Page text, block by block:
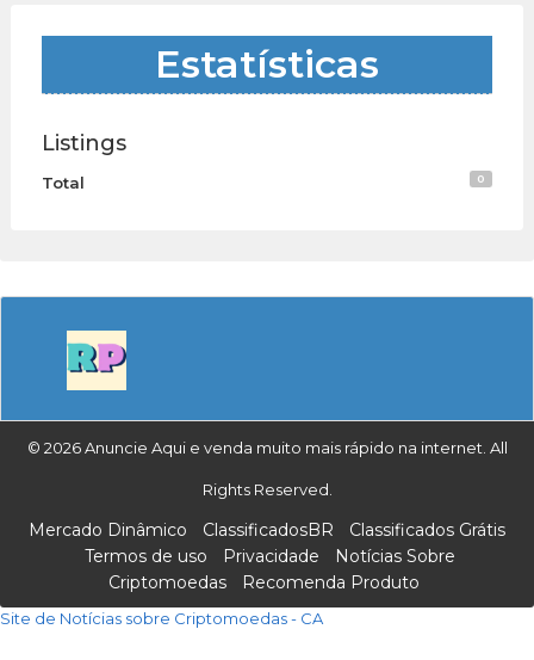
Estatísticas
Listings
Total 0
© 2026 Anuncie Aqui e venda muito mais rápido na internet. All
Rights Reserved.
Mercado Dinâmico ClassificadosBR
Classificados Grátis
Termos de uso
Privacidade
Notícias Sobre
Criptomoedas
Recomenda Produto
Site de Notícias sobre Criptomoedas - CA